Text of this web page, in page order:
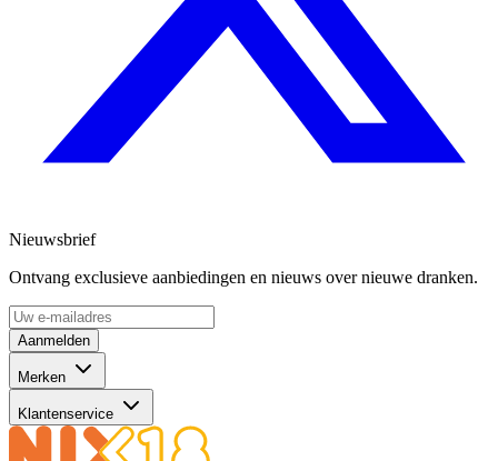
Nieuwsbrief
Ontvang exclusieve aanbiedingen en nieuws over nieuwe dranken.
Aanmelden
Merken
Klantenservice